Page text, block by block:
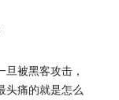
馈，统计出站
类型进行分
站点中存在的
被黑客攻击，
头痛的就是怎么